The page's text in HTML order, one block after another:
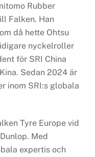
Rubber
Falken. Han
då hette Ohtsu
nyckelroller
för SRI China
Sedan 2024 är
inom SRI:s globala
Tyre Europe vid
Med
expertis och